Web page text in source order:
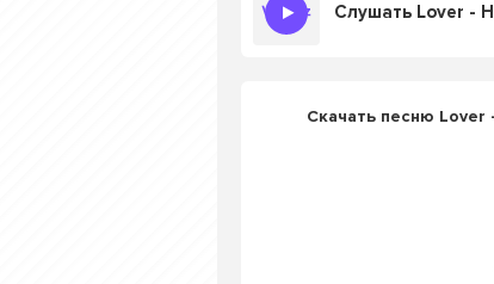
Слушать Lover -
Скачать песню